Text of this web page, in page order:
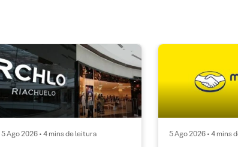
5 Ago 2026 • 4 mins de leitura 5 Ago 2026 • 4 mins